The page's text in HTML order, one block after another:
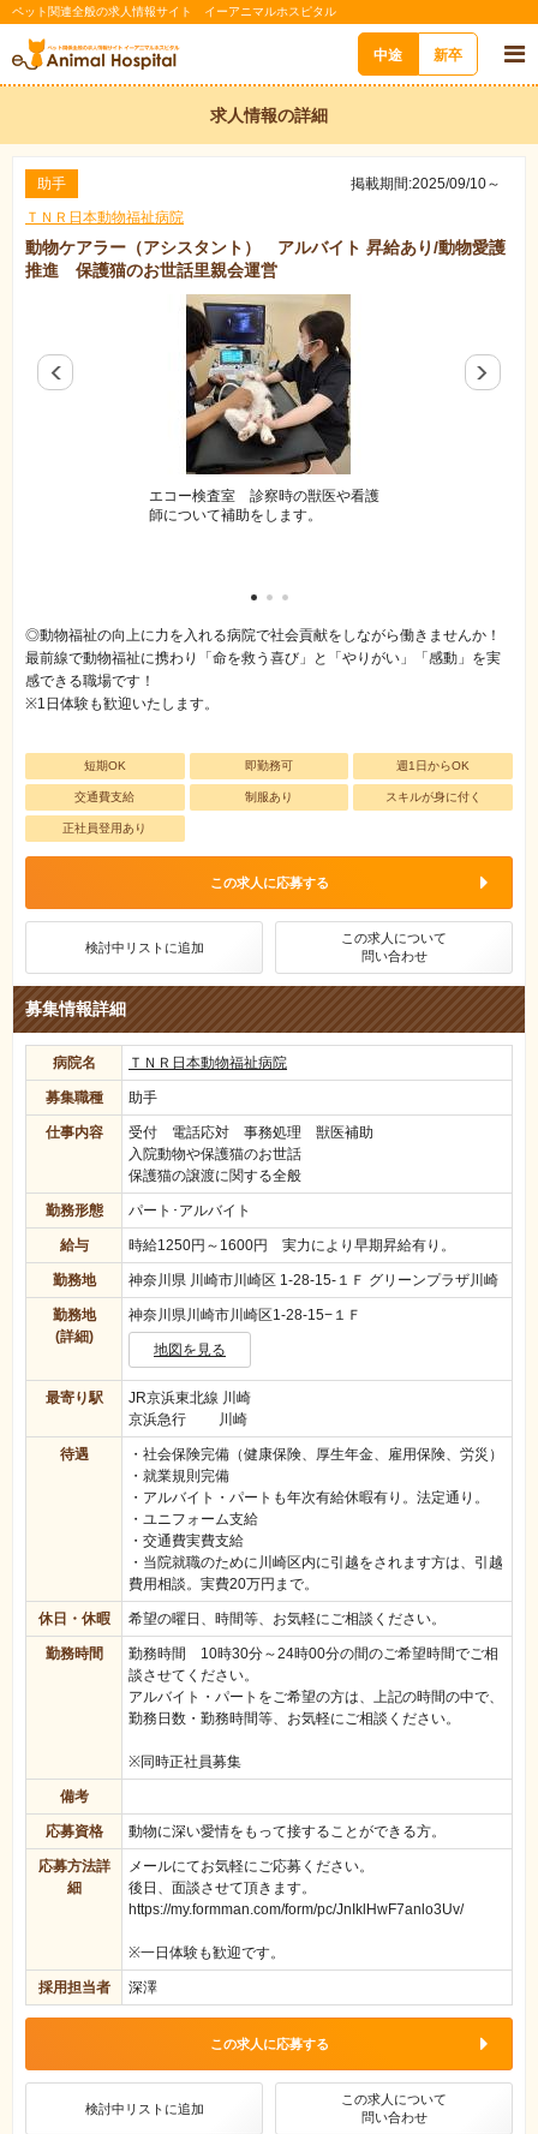
ペット関連全般の求人情報サイト イーアニマルホスピタル
中途 新卒
求人情報の詳細
助手
掲載期間:2025/09/10～
ＴＮＲ日本動物福祉病院
動物ケアラー（アシスタント） アルバイト 昇給あり/動物愛護
推進 保護猫のお世話里親会運営
エコー検査室 診察時の獣医や看護
師について補助をします。
◎動物福祉の向上に力を入れる病院で社会貢献をしながら働きませんか！
最前線で動物福祉に携わり「命を救う喜び」と「やりがい」「感動」を実
感できる職場です！
※1日体験も歓迎いたします。
短期OK 即勤務可 週1日からOK
交通費支給 制服あり スキルが身に付く
正社員登用あり
この求人に応募する
検討中リストに追加
この求人について
問い合わせ
募集情報詳細
病院名 ＴＮＲ日本動物福祉病院
募集職種 助手
仕事内容
受付 電話応対 事務処理 獣医補助
入院動物や保護猫のお世話
保護猫の譲渡に関する全般
勤務形態 パート･アルバイト
給与 時給1250円～1600円 実力により早期昇給有り。
勤務地 神奈川県 川崎市川崎区 1-28-15‐１Ｆ グリーンプラザ川崎
勤務地
(詳細)
神奈川県川崎市川崎区1-28-15−１Ｆ
地図を見る
最寄り駅
JR京浜東北線 川崎
京浜急行 川崎
待遇
・社会保険完備（健康保険、厚生年金、雇用保険、労災）
・就業規則完備
・アルバイト・パートも年次有給休暇有り。法定通り。
・ユニフォーム支給
・交通費実費支給
・当院就職のために川崎区内に引越をされます方は、引越
費用相談。実費20万円まで。
休日・休暇 希望の曜日、時間等、お気軽にご相談ください。
勤務時間
勤務時間 10時30分～24時00分の間のご希望時間でご相
談させてください。
アルバイト・パートをご希望の方は、上記の時間の中で、
勤務日数・勤務時間等、お気軽にご相談ください。
※同時正社員募集
備考
応募資格 動物に深い愛情をもって接することができる方。
応募方法詳
細
メールにてお気軽にご応募ください。
後日、面談させて頂きます。
https://my.formman.com/form/pc/JnIklHwF7anlo3Uv/
※一日体験も歓迎です。
採用担当者 深澤
この求人に応募する
検討中リストに追加
この求人について
問い合わせ